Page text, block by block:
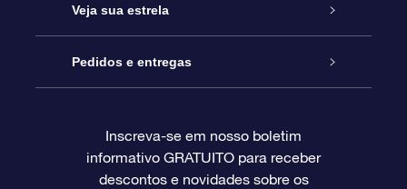
Entre em contato conosco
Blog
Avaliações
Presente estrelar on-line
Pacote de presente da OSR
O cartão de presente da OSR
Veja sua estrela
Star Register
Página estelar personalizada
Pedidos e entregas
Informações de pagamento
Inscreva-se em nosso boletim
informativo GRATUITO para receber
descontos e novidades sobre os